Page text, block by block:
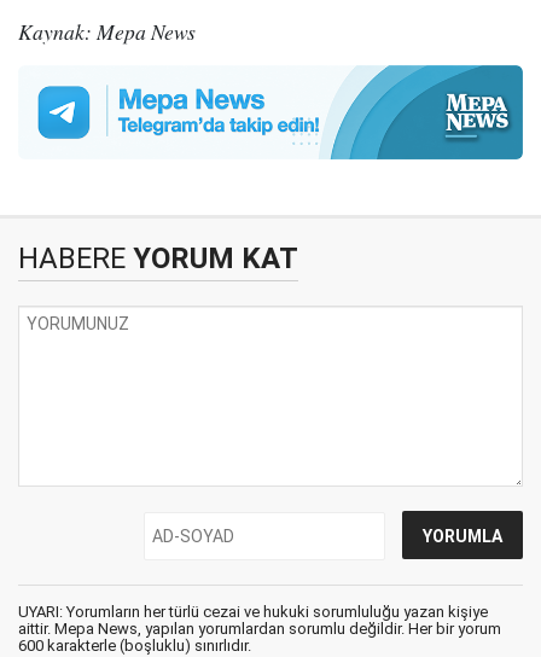
Kaynak: Mepa News
HABERE YORUM KAT
UYARI: Yorumların her türlü cezai ve hukuki sorumluluğu yazan kişiye
aittir. Mepa News, yapılan yorumlardan sorumlu değildir. Her bir yorum
600 karakterle (boşluklu) sınırlıdır.